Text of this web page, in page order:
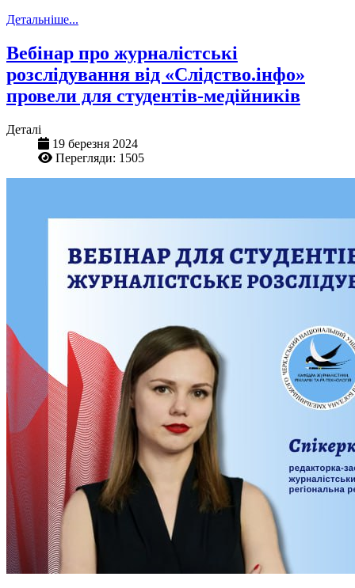
Детальніше...
Вебінар про журналістські
розслідування від «Слідство.інфо»
провели для студентів-медійників
Деталі
19 березня 2024
Перегляди: 1505